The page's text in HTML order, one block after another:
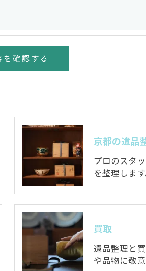
京都の遺品
プロのスタ
を整理しま
買取
遺品整理と
や品物に敬